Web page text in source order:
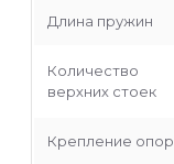
Длина пружин
Количество
верхних стоек
Крепление опор